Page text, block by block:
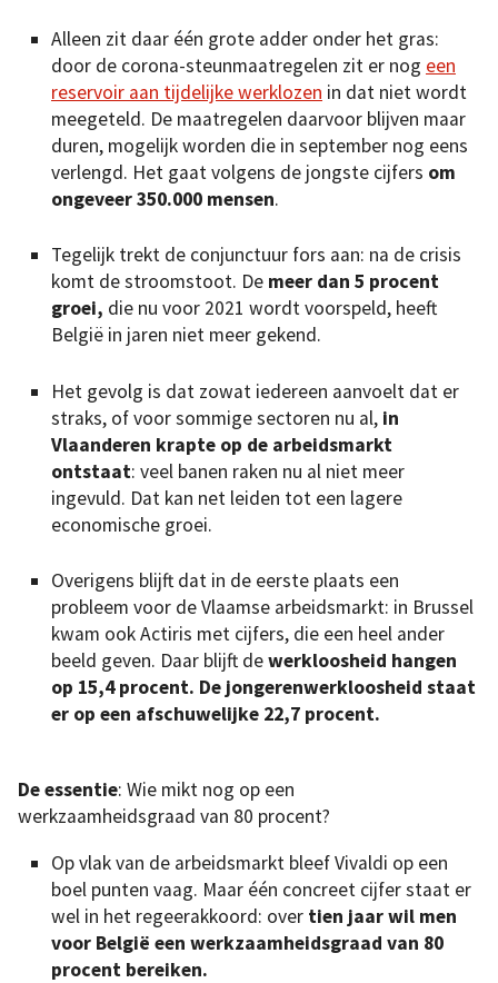
Alleen zit daar één grote adder onder het gras:
door de corona-steunmaatregelen zit er nog een
reservoir aan tijdelijke werklozen in dat niet wordt
meegeteld. De maatregelen daarvoor blijven maar
duren, mogelijk worden die in september nog eens
verlengd. Het gaat volgens de jongste cijfers om
ongeveer 350.000 mensen.
Tegelijk trekt de conjunctuur fors aan: na de crisis
komt de stroomstoot. De meer dan 5 procent
groei, die nu voor 2021 wordt voorspeld, heeft
België in jaren niet meer gekend.
Het gevolg is dat zowat iedereen aanvoelt dat er
straks, of voor sommige sectoren nu al, in
Vlaanderen krapte op de arbeidsmarkt
ontstaat: veel banen raken nu al niet meer
ingevuld. Dat kan net leiden tot een lagere
economische groei.
Overigens blijft dat in de eerste plaats een
probleem voor de Vlaamse arbeidsmarkt: in Brussel
kwam ook Actiris met cijfers, die een heel ander
beeld geven. Daar blijft dewerkloosheid hangen
op 15,4 procent. De jongerenwerkloosheid staat
er op een afschuwelijke 22,7 procent.
De essentie: Wie mikt nog op een
werkzaamheidsgraad van 80 procent?
Op vlak van de arbeidsmarkt bleef Vivaldi op een
boel punten vaag. Maar één concreet cijfer staat er
wel in het regeerakkoord: over tien jaar wil men
voor België een werkzaamheidsgraad van 80
procent bereiken.